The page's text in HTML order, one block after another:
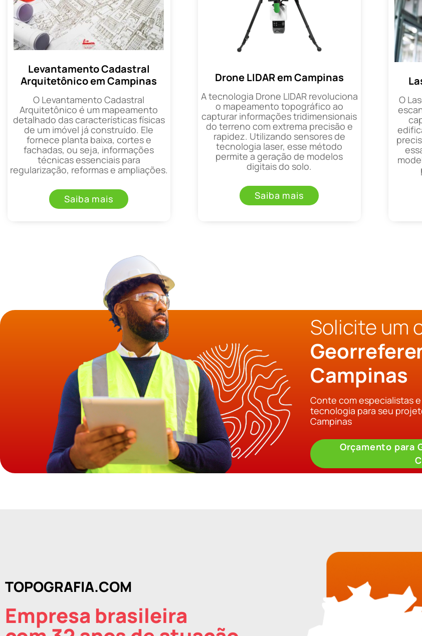
Levantamento Cadastral
Arquitetônico em Campinas
O Levantamento Cadastral
Arquitetônico é um mapeamento
detalhado das características físicas
de um imóvel já construído. Ele
fornece planta baixa, cortes e
fachadas, ou seja, informações
técnicas essenciais para
regularização, reformas e ampliações.
Saiba mais
Drone LIDAR em Campinas
A tecnologia Drone LIDAR revoluciona
o mapeamento topográfico ao
capturar informações tridimensionais
do terreno com extrema precisão e
rapidez. Utilizando sensores de
tecnologia laser, esse método
permite a geração de modelos
digitais do solo.
Saiba mais
O
Solicite um
Campinas
Conte com especialistas
tecnologia para seu
Campinas
Orçamento para
TOPOGRAFIA.COM
Empresa brasileira